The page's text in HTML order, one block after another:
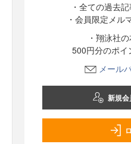
・全ての過去
・会員限定メル
・翔泳社
500円分のポイ
メール
新規